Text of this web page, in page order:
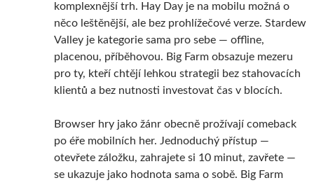
komplexnější trh. Hay Day je na mobilu možná o
něco leštěnější, ale bez prohlížečové verze. Stardew
Valley je kategorie sama pro sebe — offline,
placenou, příběhovou. Big Farm obsazuje mezeru
pro ty, kteří chtějí lehkou strategii bez stahovacích
klientů a bez nutnosti investovat čas v blocích.
Browser hry jako žánr obecně prožívají comeback
po éře mobilních her. Jednoduchý přístup —
otevřete záložku, zahrajete si 10 minut, zavřete —
se ukazuje jako hodnota sama o sobě. Big Farm